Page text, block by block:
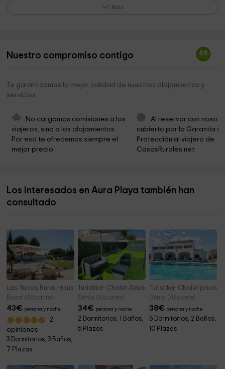
Museo Histórico Medieval de Tortura
Cementerio 13,0 km
Parque del Mora
Ayuntamiento de El Castell de Guadalest
Cueva De Las Calaberas Alicante
Ayuntamiento de Benimantell 13,7 km
Minnekirken 14,4 km
Más
Nuestro compromiso contigo
Te garantizamos la mejor calidad de nuestros alojamientos y
servicios
No cargamos comisiones a los
viajeros, sino a los alojamientos.
Por eso te ofrecemos siempre el
mejor precio.
Al reservar con
cubierto por la Garantía
Protección al viajero de
CasasRurales.net
Los interesados en Aura Playa también han
consultado
Las Yucas Rural House
Busot (Alicante)
43€ persona y noche
2
opiniones
3 Dormitorios, 3 Baños,
7 Plazas
Turistika- Chalet Almadrava
Dénia (Alicante)
34€ persona y noche
2 Dormitorios, 1 Baños,
5 Plazas
Turistika- Chalet
Dénia (Alicante)
38€ persona y noche
5 Dormitorios, 2 Baños,
10 Plazas